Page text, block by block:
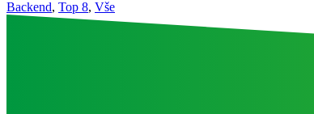
Backend, Top 8, Vše